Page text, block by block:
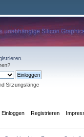
Sitzungslänge
Einloggen Registrieren